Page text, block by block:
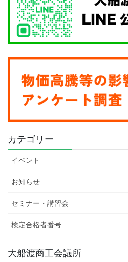
カテゴリー
イベント
お知らせ
セミナー・講習会
検定合格者番号
大船渡商工会議所